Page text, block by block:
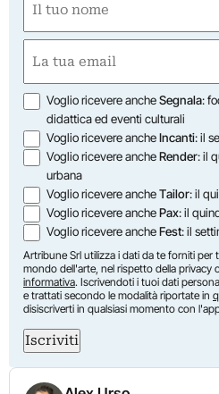
(Obbligatorio)
(Obbligatorio)
Opzioni
Voglio ricevere ancheSegnala:
didattica ed eventi culturali
Voglio ricevere ancheIncanti: il
Voglio ricevere ancheRender: il
urbana
Voglio ricevere ancheTailor: il
Voglio ricevere anchePax: il
Voglio ricevere ancheFest: il
Artribune Srl utilizza i dati da te forniti
mondo dell'arte, nel rispetto della privacy
informativa. Iscrivendoti i tuoi dati
e trattati secondo le modalità riportate in
disiscriverti in qualsiasi momento con
Iscriviti